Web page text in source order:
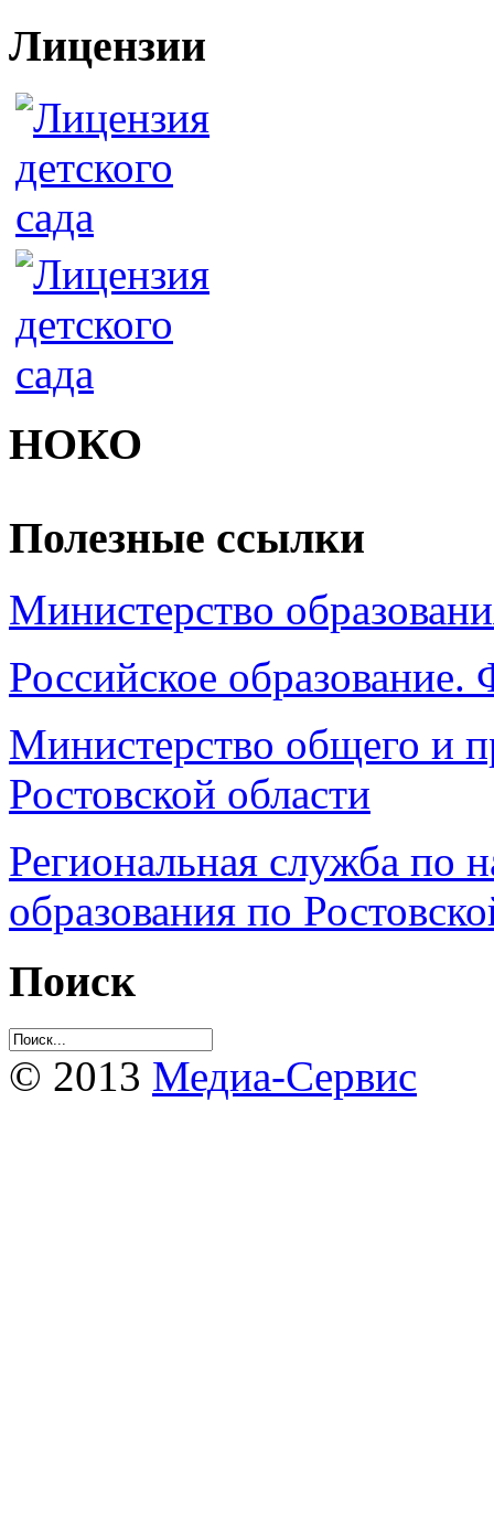
Лицензии
НОКО
Полезные ссылки
Министерство
Российское
Министерство общего и
Ростовской области
Региональная служба по
образования по
Поиск
© 2013 Медиа-Сервис